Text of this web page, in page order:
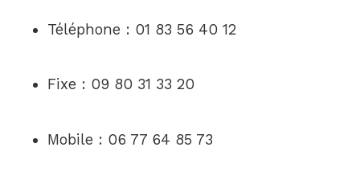
Téléphone : 01 83 56 40 12
Fixe : 09 80 31 33 20
Mobile : 06 77 64 85 73